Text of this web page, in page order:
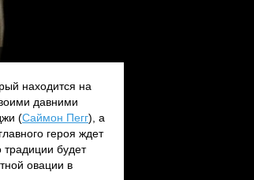
находится на
давними
(Саймон Пегг), а
героя ждет
традиции будет
овации в